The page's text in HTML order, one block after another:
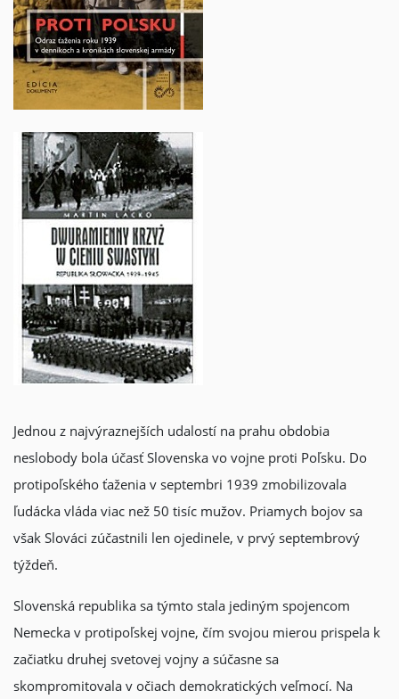
Jednou z najvýraznejších udalostí na prahu obdobia
neslobody bola účasť Slovenska vo vojne proti Poľsku. Do
protipoľského ťaženia v septembri 1939 zmobilizovala
ľudácka vláda viac než 50 tisíc mužov. Priamych bojov sa
však Slováci zúčastnili len ojedinele, v prvý septembrový
týždeň.
Slovenská republika sa týmto stala jediným spojencom
Nemecka v protipoľskej vojne, čím svojou mierou prispela k
začiatku druhej svetovej vojny a súčasne sa
skompromitovala v očiach demokratických veľmocí. Na